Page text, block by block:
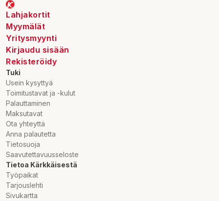
Lahjakortit
Myymälät
Yritysmyynti
Kirjaudu sisään
Rekisteröidy
Tuki
Usein kysyttyä
Toimitustavat ja -kulut
Palauttaminen
Maksutavat
Ota yhteyttä
Anna palautetta
Tietosuoja
Saavutettavuusseloste
Tietoa Kärkkäisestä
Työpaikat
Tarjouslehti
Sivukartta